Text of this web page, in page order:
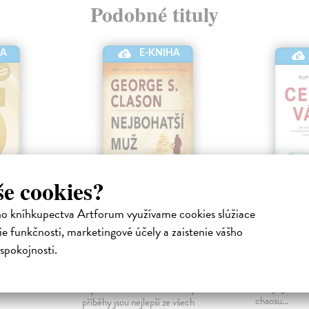
cookies?
kníhkupectva Artforum využívame cookies slúžiace
funkčnosti, marketingové účely a zaistenie vášho
Podobné tituly
mezi
E-KNIHA
Nejbohatší muž v
Babylóně
příběhy jsou nejlepší ze všech
Cenové
chaosu...